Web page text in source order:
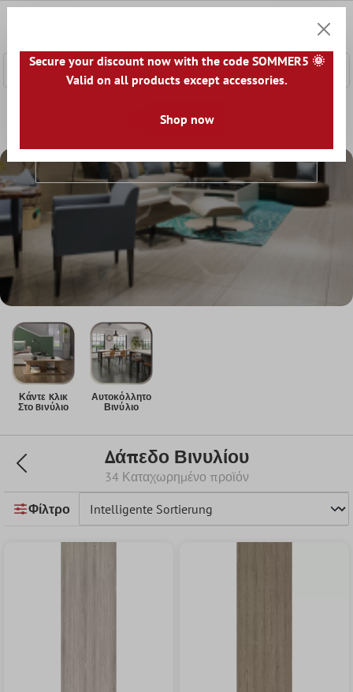
Καλύμματα Δαπέδου Δάπεδο Βινυλίου
Δάπεδο Βινυλίου
Κάντε Kλικ
Στο Bινύλιο
Αυτοκόλλητο
Βινύλιο
Δάπεδο Βινυλίου
34 Καταχωρημένο προϊόν
Φίλτρο
Secure your discount now with the code SOMMER5 🌞
Valid on all products except accessories.
Shop now